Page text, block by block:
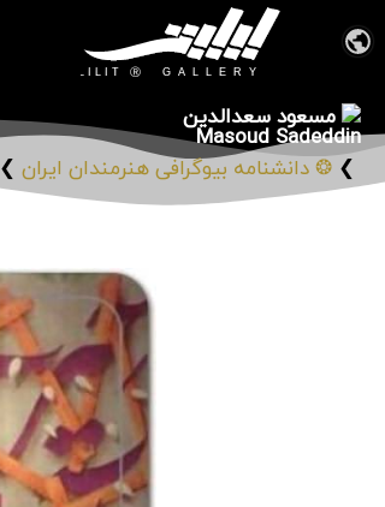
مسعود سعدالدین
Masoud Sadeddin
❯ ❂ دانشنامه بیوگرافی هنرمندان ایران ❯